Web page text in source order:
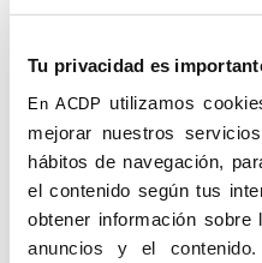
Tu privacidad es
En ACDP utilizamos
mejorar nuestros
hábitos de navegación,
el contenido según tus
obtener información
anuncios y el
Para el abogado, lo «bonito»
escuchar sus historias,
eucarística… «Valentina es
dejado la calle –señala–, pero
Santísimo entiendes por qué
el Reino de los Cielos».
De la
Durante su intervención en
también el camino que